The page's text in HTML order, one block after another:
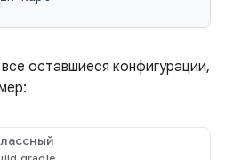
оставшиеся конфигурации,